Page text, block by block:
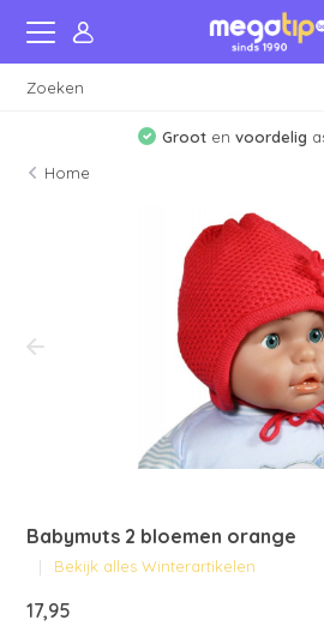
Groot envoordelig
Home
Babymuts 2 bloemen orange
Bekijk alles Winterartikelen
17,95